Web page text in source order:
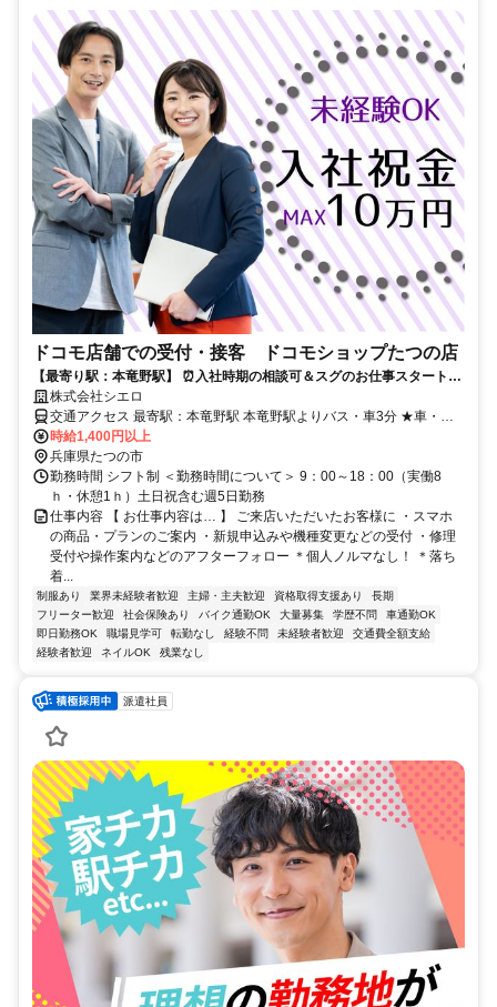
ドコモ店舗での受付・接客 ドコモショップたつの店
【最寄り駅：本竜野駅】 ⏰️入社時期の相談可＆スグのお仕事スタートも
⏰️ 在職中の方は先の時期での入社もOK！ 人気の高収入＆接客のお仕事♪
株式会社シエロ
交通アクセス 最寄駅：本竜野駅 本竜野駅よりバス・車3分 ★車・バ
イク通勤OK
時給1,400円以上
兵庫県たつの市
勤務時間 シフト制 ＜勤務時間について＞ 9：00～18：00（実働8
ｈ・休憩1ｈ）土日祝含む週5日勤務
仕事内容 【 お仕事内容は… 】 ご来店いただいたお客様に ・スマホ
の商品・プランのご案内 ・新規申込みや機種変更などの受付 ・修理
受付や操作案内などのアフターフォロー ＊個人ノルマなし！ ＊落ち
着...
制服あり 業界未経験者歓迎 主婦・主夫歓迎 資格取得支援あり
長期
フリーター歓迎
社会保険あり バイク通勤OK 大量募集 学歴不問
車通勤OK
即日勤務OK
職場見学可 転勤なし 経験不問 未経験者歓迎
交通費全額支給
経験者歓迎
ネイルOK 残業なし
派遣社員